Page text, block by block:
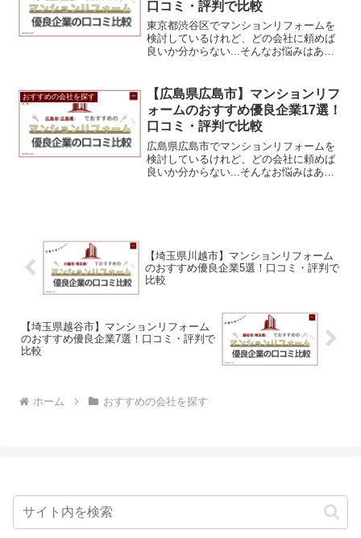
口コミ・評判で比較
東京都渋谷区でマンションリフォームを
検討しているけれど、どの会社に頼めば
良いか分からない...そんなお悩みはあり
区エリアのおすすめリフォーム会社を3
社、厳選してご...
おすすめの会社を探す
【広島県広島市】マンションリフ
ォームのおすすめ優良企業17選！
口コミ・評判で比較
広島県広島市でマンションリフォームを
検討しているけれど、どの会社に頼めば
良いか分からない...そんなお悩みはあり
【埼玉県川越市】マンションリフォーム
のおすすめ優良企業5選！口コミ・評判で
比較
【埼玉県越谷市】マンションリフォーム
のおすすめ優良企業7選！口コミ・評判で
比較
ホーム おすすめの会社を探す